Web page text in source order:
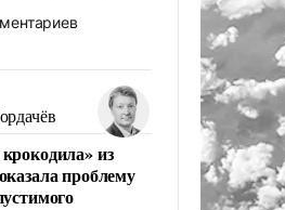
безусловно
и где
свои поступки не
из
проблему